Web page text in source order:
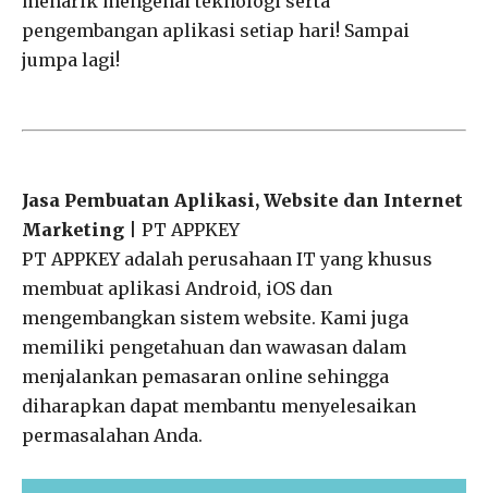
pengembangan aplikasi setiap hari! Sampai
jumpa lagi!
Jasa Pembuatan Aplikasi, Website dan Internet
Marketing | PT APPKEY
PT APPKEY adalah perusahaan IT yang khusus
membuat aplikasi Android, iOS dan
mengembangkan sistem website. Kami juga
memiliki pengetahuan dan wawasan dalam
menjalankan pemasaran online sehingga
diharapkan dapat membantu menyelesaikan
permasalahan Anda.